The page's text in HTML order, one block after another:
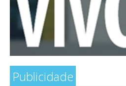
Publicidade